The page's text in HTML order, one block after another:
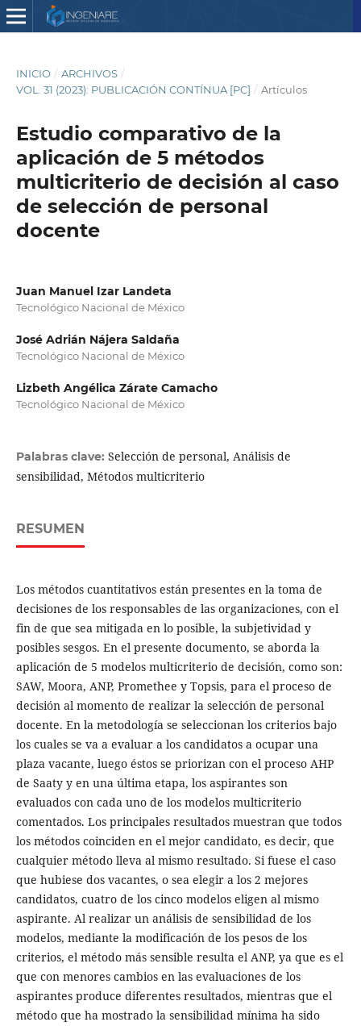
INICIO / ARCHIVOS /
VOL. 31 (2023): PUBLICACIÓN CONTÍNUA [PC] / Artículos
Estudio comparativo de la
aplicación de 5 métodos
multicriterio de decisión al caso
de selección de personal
docente
Juan Manuel Izar Landeta
Tecnológico Nacional de México
José Adrián Nájera Saldaña
Tecnológico Nacional de México
Lizbeth Angélica Zárate Camacho
Tecnológico Nacional de México
Palabras clave: Selección de personal, Análisis de
sensibilidad, Métodos multicriterio
RESUMEN
Los métodos cuantitativos están presentes en la toma de
decisiones de los responsables de las organizaciones, con el
fin de que sea mitigada en lo posible, la subjetividad y
posibles sesgos. En el presente documento, se aborda la
aplicación de 5 modelos multicriterio de decisión, como son:
SAW, Moora, ANP, Promethee y Topsis, para el proceso de
decisión al momento de realizar la selección de personal
docente. En la metodología se seleccionan los criterios bajo
los cuales se va a evaluar a los candidatos a ocupar una
plaza vacante, luego éstos se priorizan con el proceso AHP
de Saaty y en una última etapa, los aspirantes son
evaluados con cada uno de los modelos multicriterio
comentados. Los principales resultados muestran que todos
los métodos coinciden en el mejor candidato, es decir, que
cualquier método lleva al mismo resultado. Si fuese el caso
que hubiese dos vacantes, o sea elegir a los 2 mejores
candidatos, cuatro de los cinco modelos eligen al mismo
aspirante. Al realizar un análisis de sensibilidad de los
modelos, mediante la modificación de los pesos de los
criterios, el método más sensible resulta el ANP, ya que es el
que con menores cambios en las evaluaciones de los
aspirantes produce diferentes resultados, mientras que el
método que ha mostrado la sensibilidad mínima ha sido